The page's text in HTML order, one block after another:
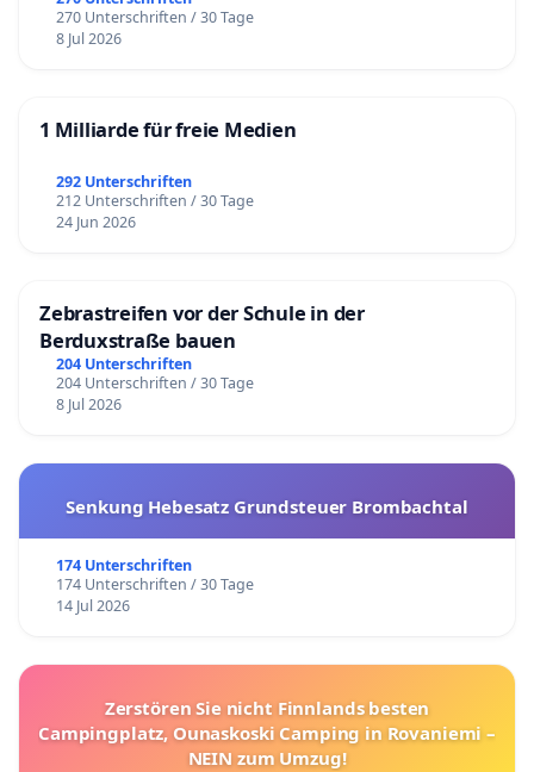
270 Unterschriften / 30 Tage
8 Jul 2026
1 Milliarde für freie Medien
292 Unterschriften
212 Unterschriften / 30 Tage
24 Jun 2026
Zebrastreifen vor der Schule in der
Berduxstraße bauen
204 Unterschriften
204 Unterschriften / 30 Tage
8 Jul 2026
Senkung Hebesatz Grundsteuer Brombachtal
174 Unterschriften
174 Unterschriften / 30 Tage
14 Jul 2026
Zerstören Sie nicht Finnlands besten
Campingplatz, Ounaskoski Camping in Rovaniemi –
NEIN zum Umzug!